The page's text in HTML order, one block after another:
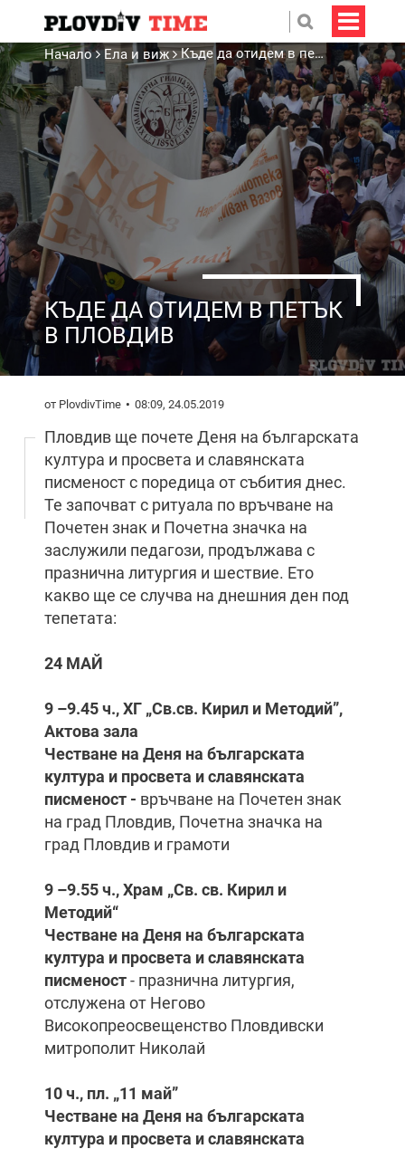
Начало Ела и виж Къде да отидем в петък в Пловдив
КЪДЕ ДА ОТИДЕМ В ПЕТЪК
В ПЛОВДИВ
от PlovdivTime 08:09, 24.05.2019
Пловдив ще почете Деня на българската
култура и просвета и славянската
писменост с поредица от събития днес.
Те започват с ритуала по връчване на
Почетен знак и Почетна значка на
заслужили педагози, продължава с
празнична литургия и шествие. Ето
какво ще се случва на днешния ден под
тепетата:
24 МАЙ
9 –9.45 ч., ХГ „Св.св. Кирил и Методий”,
Актова зала
Честване на Деня на българската
култура и просвета и славянската
писменост - връчване на Почетен знак
на град Пловдив, Почетна значка на
град Пловдив и грамоти
9 –9.55 ч., Храм „Св. св. Кирил и
Методий“
Честване на Деня на българската
култура и просвета и славянската
писменост- празнична литургия,
отслужена от Негово
Високопреосвещенство Пловдивски
митрополит Николай
10 ч., пл. „11 май”
Честване на Деня на българската
култура и просвета и славянската